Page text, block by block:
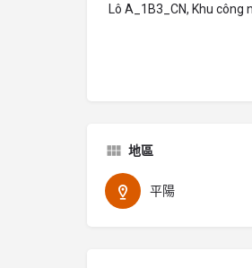
Lô A_1B3_CN, Khu công
地區
平陽